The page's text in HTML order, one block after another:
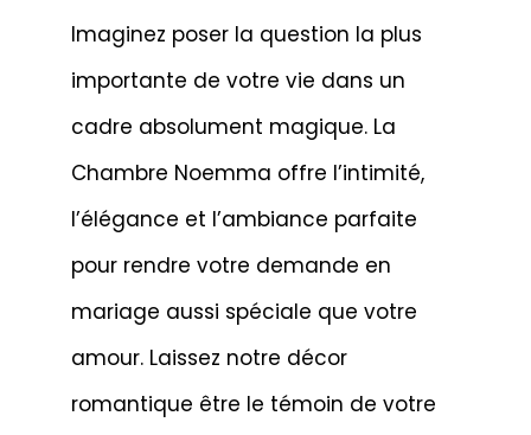
Imaginez poser la question la plus
importante de votre vie dans un
cadre absolument magique. La
Chambre Noemma offre l’intimité,
l’élégance et l’ambiance parfaite
pour rendre votre demande en
mariage aussi spéciale que votre
amour. Laissez notre décor
romantique être le témoin de votre